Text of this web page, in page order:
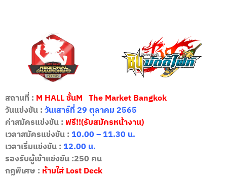
สถานที่ : M HALL ชั้นM The Market Bangkok
วันแข่งขัน :วันเสาร์ที่ 29 ตุลาคม 2565
ค่าสมัครแข่งขัน : ฟรี!!(รับสมัครหน้างาน)
เวลาสมัครแข่งขัน :10.00 – 11.30 น.
เวลาเริ่มแข่งขัน :12.00 น.
รองรับผู้เข้าแข่งขัน :250 คน
กฏพิเศษ : ห้ามใส่ Lost Deck